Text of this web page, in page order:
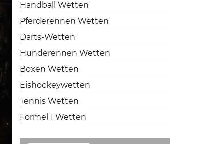
Handball Wetten
Pferderennen Wetten
Darts-Wetten
Hunderennen Wetten
Boxen Wetten
Eishockeywetten
Tennis Wetten
Formel 1 Wetten